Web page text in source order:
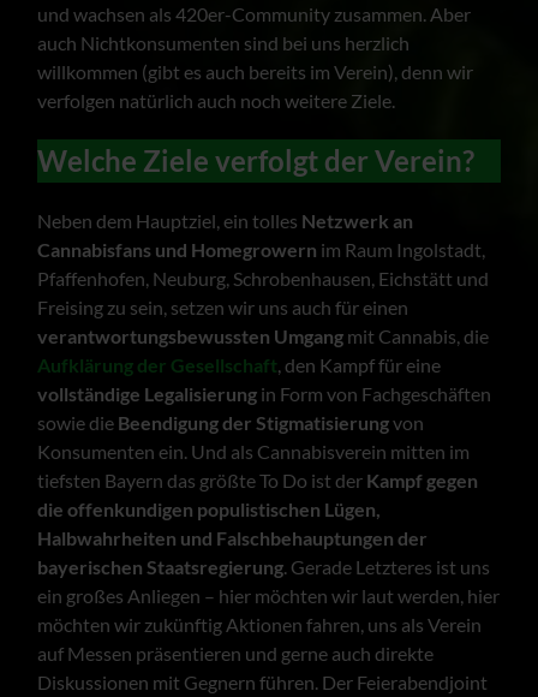
und wachsen als 420er-Community zusammen. Aber
auch Nichtkonsumenten sind bei uns herzlich
willkommen (gibt es auch bereits im Verein), denn wir
verfolgen natürlich auch noch weitere Ziele.
Welche Ziele verfolgt der Verein?
Neben dem Hauptziel, ein tolles Netzwerk an
Cannabisfans und Homegrowern im Raum Ingolstadt,
Pfaffenhofen, Neuburg, Schrobenhausen, Eichstätt und
Freising zu sein, setzen wir uns auch für einen
verantwortungsbewussten Umgang mit Cannabis, die
Aufklärung der Gesellschaft , den Kampf für eine
vollständige Legalisierung in Form von Fachgeschäften
sowie die Beendigung der Stigmatisierungvon
Konsumenten ein. Und als Cannabisverein mitten im
tiefsten Bayern das größte To Do ist der Kampf gegen
die offenkundigen populistischen Lügen,
Halbwahrheiten und Falschbehauptungen der
bayerischen Staatsregierung . Gerade Letzteres ist uns
ein großes Anliegen – hier möchten wir laut werden, hier
möchten wir zukünftig Aktionen fahren, uns als Verein
auf Messen präsentieren und gerne auch direkte
Diskussionen mit Gegnern führen. Der Feierabendjoint